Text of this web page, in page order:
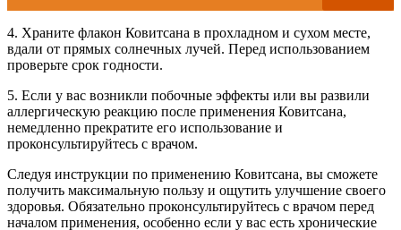
4. Храните флакон Ковитсана в прохладном и сухом месте,
вдали от прямых солнечных лучей. Перед использованием
проверьте срок годности.
5. Если у вас возникли побочные эффекты или вы развили
аллергическую реакцию после применения Ковитсана,
немедленно прекратите его использование и
проконсультируйтесь с врачом.
Следуя инструкции по применению Ковитсана, вы сможете
получить максимальную пользу и ощутить улучшение своего
здоровья. Обязательно проконсультируйтесь с врачом перед
началом применения, особенно если у вас есть хронические